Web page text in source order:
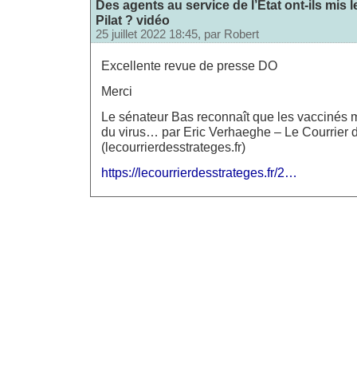
Des agents au service de l’État ont-ils mis
Pilat ? vidéo
25 juillet 2022 18:45, par Robert
Excellente revue de presse DO
Merci
Le sénateur Bas reconnaît que les vaccinés
du virus… par Eric Verhaeghe – Le Courrier
(lecourrierdesstrateges.fr)
https://lecourrierdesstrateges.fr/2…